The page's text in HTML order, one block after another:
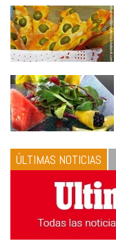
ÚLTIMAS NOTICIAS